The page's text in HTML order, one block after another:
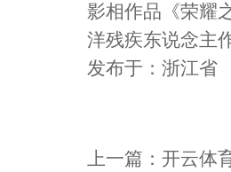
影相作品《荣耀
洋残疾东说念主
发布于：浙江省
上一篇： 开云体